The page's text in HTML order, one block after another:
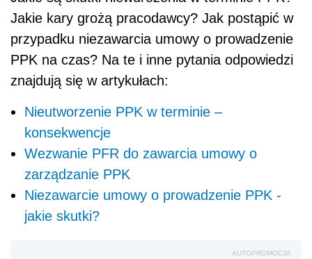
Jakie kary grożą pracodawcy? Jak postąpić w
przypadku niezawarcia umowy o prowadzenie
PPK na czas? Na te i inne pytania odpowiedzi
znajdują się w artykułach:
Nieutworzenie PPK w terminie –
konsekwencje
Wezwanie PFR do zawarcia umowy o
zarządzanie PPK
Niezawarcie umowy o prowadzenie PPK -
jakie skutki?
AUTOPROMOCJA